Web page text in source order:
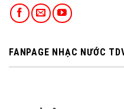
FANPAGE NHẠC NƯỚC